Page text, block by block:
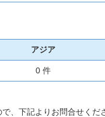
アジア
0 件
、下記よりお問合せくだ